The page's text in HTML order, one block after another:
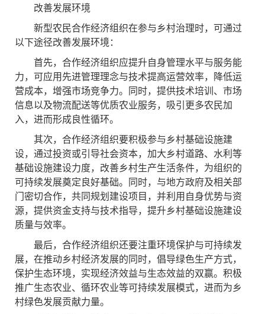
改善发展环境
新型农民合作经济组织在参与乡村治理时，可通过
以下途径改善发展环境：
首先，合作经济组织应提升自身管理水平与服务能
力，可应用先进管理理念与技术提高运营效率，降低运
营成本，增强市场竞争力。同时，提供技术培训、市场
信息以及物流配送等优质农业服务，吸引更多农民加
入，进而形成良性循环。
其次，合作经济组织要积极参与乡村基础设施建
设，通过投资或引导社会资本，加大乡村道路、水利等
基础设施建设力度，改善乡村生产生活条件，为组织的
可持续发展奠定良好基础。同时，与地方政府及相关部
门密切合作，共同规划建设项目，并利用自身优势与资
源，提供资金支持与技术指导，提升乡村基础设施建设
质量与效率。
最后，合作经济组织还要注重环境保护与可持续发
展，在推动乡村经济发展的同时，倡导绿色生产方式，
保护生态环境，实现经济效益与生态效益的双赢。积极
推广生态农业、循环农业等可持续发展模式，进而为乡
村绿色发展贡献力量。